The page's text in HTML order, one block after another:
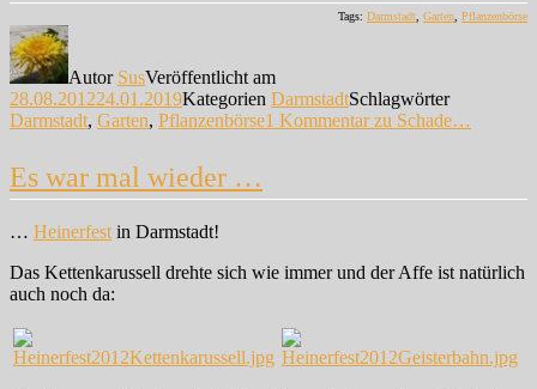
Tags: Darmstadt Garten Pflanzenbörse
Autor SusVeröffentlicht am
28.08.201224.01.2019Kategorien DarmstadtSchlagwörter
Darmstadt, Garten, Pflanzenbörse1 Kommentarzu Schade…
Es war mal wieder …
… Heinerfest in Darmstadt!
Das Kettenkarussell drehte sich wie immer und der Affe ist natürlich
auch noch da: